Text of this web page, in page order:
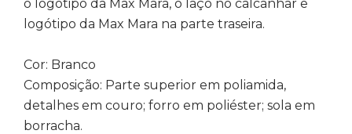
o logotipo da Max Mara, o laço no calcanhar e
logótipo da Max Mara na parte traseira.
Cor: Branco
Composição: Parte superior em poliamida,
detalhes em couro; forro em poliéster; sola em
borracha.